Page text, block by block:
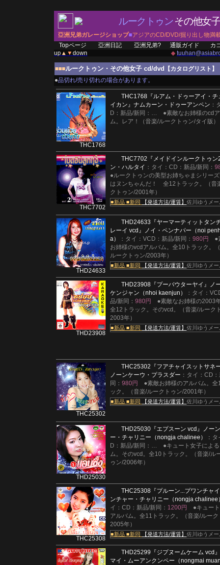
ルークトゥンその他女子
亞洲兄弟ガレージショップ■アジアのCD/DVD/掘り出し物満
Topページ
亞洲日記 亞洲兄弟? 通販ガイド
カ
up▲ ▼down ◆
■■■ルークトゥン・その他女子 cd/dvd
【カタログリスト】
●品切れ/売り切れの場合があります。
THC1768
THC1768 『ルアム・ドゥーアイ・
イカン』 ナムカーン・ドゥーアンペン ：
D：新品/新同： … ●素敵なお姉様のcd
ム。レア！（音楽/ルークトゥン/タイ版）
THC7702
THC7702 『メイドインルークトゥン
ン・ハルタイ ：タイ：CD：新品/新同：
●ルークトゥンの美型お姉ちゃまシリー
はヌンちゃんだ！ 全12トラック。（音
クトゥン/2001年）
■新品 ■新同 【発送方法/運賃】 佐川ゆうメー
THD24633
THD24633 『ヤーマーティットタン
レーイ vcd』
ノイ・ペンナパー（noi
a）
：タイ：VCD：新品/新同： 980円
●
お姉様のvcdアルバム。全10トラック。
ルークトゥン/2003年）
■新品 ■新同 【発送方法/運賃】 佐川ゆうメー
THD23908
THD23908 『プーバウターヤイ』
ノ
ケンジャン（nhoi kaenjun）
：タイ：
品/新同： 980円
●素敵なお姉様の2003
全12トラック。そのvcd。（音楽/ルーク
2003年）
■新品 ■新同 【発送方法/運賃】 佐川ゆうメー
THC25302
THC25302 『フアチャイスットサネ
ノーンケーウ・プラスダー ：タイ：CD
同： 980円
●素敵お姉様のアルバム。全
ック。（音楽/ルークトゥン/2001年）
■新品 ■新同 【発送方法/運賃】 佐川ゆうメー
THD25030
THD25030 『エプスーン vcd』
ノー
ー・チャリニー（nongja chalinee）
：
D：新品/新同： … ●キュート女子によ
ム。そのvcd。全10トラック。（音楽/ル
ゥン/2006年）
THC25308
THC25308 『プルーン...プワンチャ
ンチャー・チャリニー（nongja chalinee
イ：CD：新品/新同： 1200円
●キュー
アルバム。全11トラック。（音楽/ルーク
2005年）
■新品 ■新同 【発送方法/運賃】 佐川ゆうメー
THD25299 『ジプヌームケーム vcd』
マイ・ムーアンクンペー（nongmai